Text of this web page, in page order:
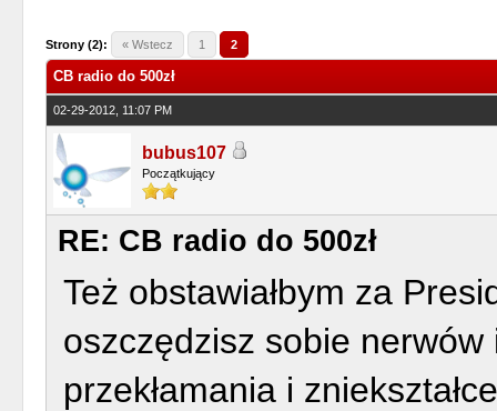
Strony (2): « Wstecz 1 2
CB radio do 500zł
02-29-2012, 11:07 PM
bubus107
Początkujący
RE: CB radio do 500zł
Też obstawiałbym za
oszczędzisz sobie
przekłamania i